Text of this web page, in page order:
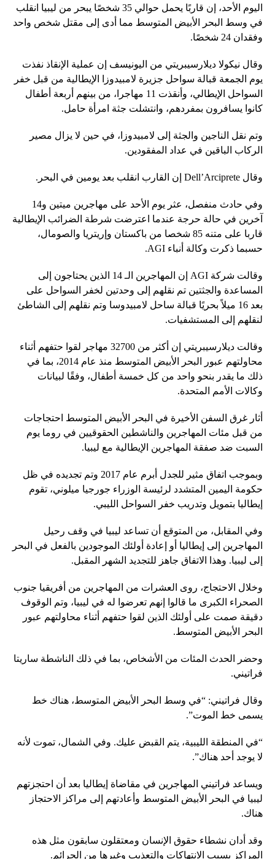
اليوم الأحد، إن قاربًا يحمل حوالي 35 شخصًا يبحر من ليبيا انقلب
في وسط البحر الأبيض المتوسط ​​مما أدى إلى مقتل شخص واحد
وفقدان 24 شخصًا.
وقال نيكولا ديلارسيبريتي من اليونيسف إن عملية الإنقاذ نفذت
يوم الجمعة قبالة سواحل جزيرة لامبيدوزا الإيطالية من قبل خفر
السواحل الإيطالي، وأنقذت 11 مهاجرا، من بينهم أربعة أطفال
كانوا يسافرون بمفردهم، وانتشلت جثة امرأة حامل.
وتم نقل الناجين والجثة إلى لامبيدوزا، في حين لا يزال مصير
الركاب الباقين في عداد المفقودين.
وقال Dell’Arciprete إن القارب انقلب بعد يومين في البحر.
وفي حادث منفصل، عثر يوم الأحد على مهاجرين ميتين و14
آخرين في حالة حرجة عندما اعترضت شرطة الضرائب الإيطالية
قاربا على متنه 85 شخصا من باكستان وإريتريا والصومال،
حسبما ذكرت وكالة أنباء AGI.
وقالت شركة AGI إن المهاجرين الـ 14 الذين يحتاجون إلى
المساعدة والجثتين تم نقلهم إلى وحدتين لخفر السواحل على
بعد 16 ميلاً بحريًا قبالة ساحل لامبيدوسا وتم نقلهم إلى الشاطئ
لنقلهم إلى المستشفيات.
وقالت ديلارسيبريتي إن أكثر من 32700 مهاجر لقوا حتفهم أثناء
محاولتهم عبور البحر الأبيض المتوسط ​​منذ عام 2014، بما في
ذلك ما يقدر بنحو واحد من كل خمسة أطفال، وفقًا لبيانات
وكالات الأمم المتحدة.
أثار غرق السفن الأخيرة في البحر الأبيض المتوسط ​​احتجاجات
من قبل مئات المهاجرين والناشطين الحقوقيين في روما يوم
السبت ضد صفقة المهاجرين الإيطالية مع ليبيا.
وبموجب اتفاق مثير للجدل أبرم عام 2017 وتم تجديده في ظل
حكومة اليمين المتشدد لرئيسة الوزراء جورجيا ميلوني، تقوم
إيطاليا بتمويل وتدريب خفر السواحل الليبي.
وفي المقابل، من المتوقع أن تساعد ليبيا في وقف رحيل
المهاجرين إلى إيطاليا أو إعادة أولئك الموجودين بالفعل في البحر
إلى ليبيا. وهذا الاتفاق جاهز للتجديد الشهر المقبل.
وخلال الاحتجاج، روى العشرات من المهاجرين من أفريقيا جنوب
الصحراء الكبرى ما قالوا إنهم تعرضوا له في ليبيا، وتم الوقوف
دقيقة صمت على أولئك الذين لقوا حتفهم أثناء محاولتهم عبور
البحر الأبيض المتوسط.
وحضر الحدث المئات من الأشخاص، بما في ذلك الناشطة ساريتا
فراتيني.
وقال فراتيني: “في وسط البحر الأبيض المتوسط، هناك خط
يسمى خط الموت”.
“في المنطقة الليبية، يتم القبض عليك. وفي الشمال، تموت لأنه
لا يوجد أحد هناك”.
ويساعد فراتيني المهاجرين في مقاضاة إيطاليا بعد أن احتجزتهم
ليبيا في البحر الأبيض المتوسط ​​وأعادتهم إلى مراكز الاحتجاز
هناك.
وقد أدان نشطاء حقوق الإنسان ومعتقلون سابقون مثل هذه
المراكز بسبب الانتهاكات والتعذيب وغيرها من الجرائم.